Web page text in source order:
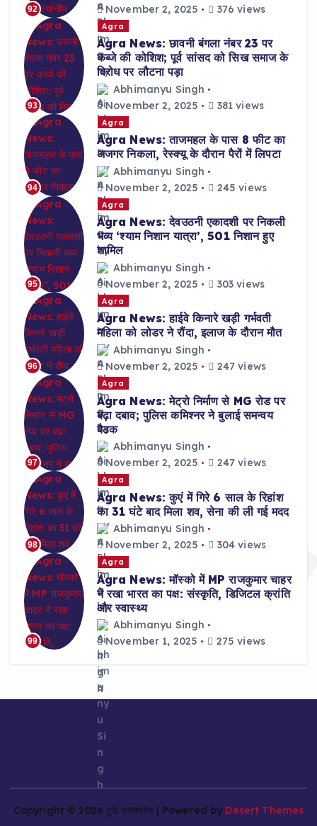
92
November 2, 2025
376 views
93
Agra
Agra News: छावनी बंगला नंबर 23 पर
कब्जे की कोशिश; पूर्व सांसद को सिख समाज के
विरोध पर लौटना पड़ा
Abhimanyu Singh
November 2, 2025
381 views
94
Agra
Agra News: ताजमहल के पास 8 फीट का
अजगर निकला, रेस्क्यू के दौरान पैरों में लिपटा
Abhimanyu Singh
November 2, 2025
245 views
95
Agra
Agra News: देवउठनी एकादशी पर निकली
भव्य ‘श्याम निशान यात्रा’, 501 निशान हुए
शामिल
Abhimanyu Singh
November 2, 2025
303 views
96
Agra
Agra News: हाईवे किनारे खड़ी गर्भवती
महिला को लोडर ने रौंदा, इलाज के दौरान मौत
Abhimanyu Singh
November 2, 2025
247 views
97
Agra
Agra News: मेट्रो निर्माण से MG रोड पर
बढ़ा दबाव; पुलिस कमिश्नर ने बुलाई समन्वय
बैठक
Abhimanyu Singh
November 2, 2025
247 views
98
Agra
Agra News: कुएं में गिरे 6 साल के रिहांश
का 31 घंटे बाद मिला शव, सेना की ली गई मदद
Abhimanyu Singh
November 2, 2025
304 views
99
Agra
Agra News: मॉस्को में MP राजकुमार चाहर
ने रखा भारत का पक्ष: संस्कृति, डिजिटल क्रांति
और स्वास्थ्य
Abhimanyu Singh
November 1, 2025
275 views
Copyright © 2026 टुडे एक्सप्रेस | Powered by Desert Themes